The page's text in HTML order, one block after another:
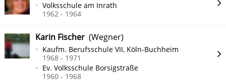
Volksschule am Inrath
1962 - 1964
Karin Fischer (Wegner)
Kaufm. Berufsschule VII, Köln-Buchheim
1968 - 1971
Ev. Volksschule Borsigstraße
1960 - 1968